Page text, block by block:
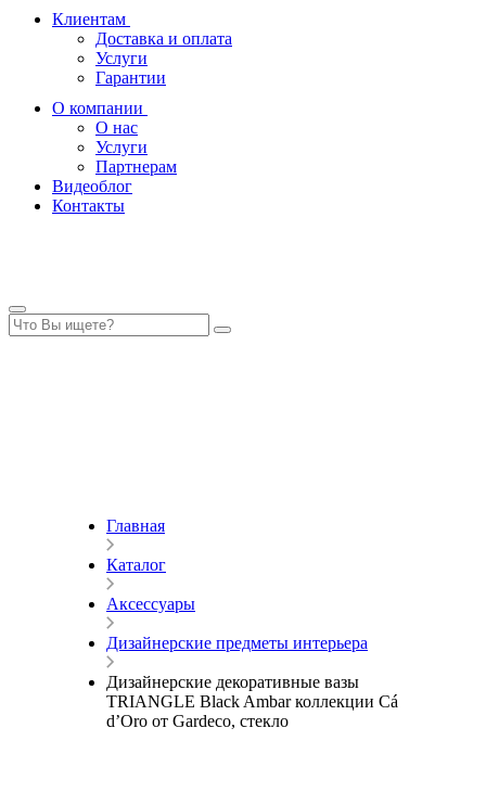
Клиентам
Доставка и оплата
Услуги
Гарантии
О компании
О нас
Услуги
Партнерам
Видеоблог
Контакты
Главная
Каталог
Аксессуары
Дизайнерские предметы интерьера
Дизайнерские декоративные вазы
TRIANGLE Black Ambar коллекции Cá
d’Oro от Gardeco, стекло